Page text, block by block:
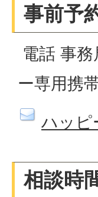
事前予
電話 事
ー専用携
ハッピ
相談時